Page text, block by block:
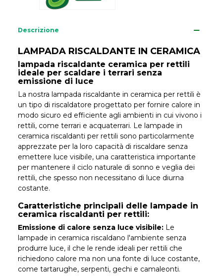
Descrizione
LAMPADA RISCALDANTE IN CERAMICA
lampada riscaldante ceramica per rettili
ideale per scaldare i terrari senza
emissione di luce
La nostra lampada riscaldante in ceramica per rettili è
un tipo di riscaldatore progettato per fornire calore in
modo sicuro ed efficiente agli ambienti in cui vivono i
rettili, come terrari e acquaterrari. Le lampade in
ceramica riscaldanti per rettili sono particolarmente
apprezzate per la loro capacità di riscaldare senza
emettere luce visibile, una caratteristica importante
per mantenere il ciclo naturale di sonno e veglia dei
rettili, che spesso non necessitano di luce diurna
costante.
Caratteristiche principali delle lampade in
ceramica riscaldanti per rettili:
Emissione di calore senza luce visibile: Le
lampade in ceramica riscaldano l'ambiente senza
produrre luce, il che le rende ideali per rettili che
richiedono calore ma non una fonte di luce costante,
come tartarughe, serpenti, gechi e camaleonti.